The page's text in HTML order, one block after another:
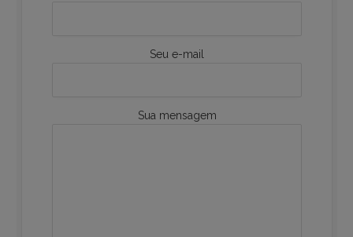
Seu e-mail
Sua mensagem